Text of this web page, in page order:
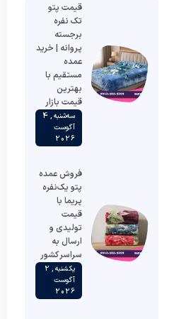
قیمت پتو
تک نفره
برجسته
پروانه | خرید
عمده
مستقیم با
بهترین
قیمت بازار
سه‌شنبه , 4
آگوست
2026
فروش عمده
پتو یک‌نفره
پریما با
قیمت
تولیدی و
ارسال به
سراسر کشور
یکشنبه , 2
آگوست
2026